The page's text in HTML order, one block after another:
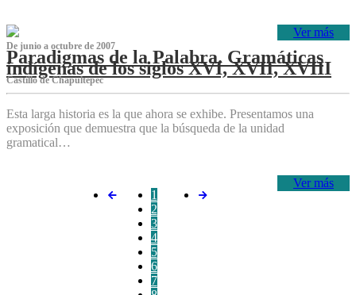
Ver más
De junio a octubre de 2007
Paradigmas de la Palabra. Gramáticas
indígenas de los siglos XVI, XVII, XVIII
Castillo de Chapultepec
Esta larga historia es la que ahora se exhibe. Presentamos una
exposición que demuestra que la búsqueda de la unidad
gramatical…
Ver más
1
2
3
4
5
6
7